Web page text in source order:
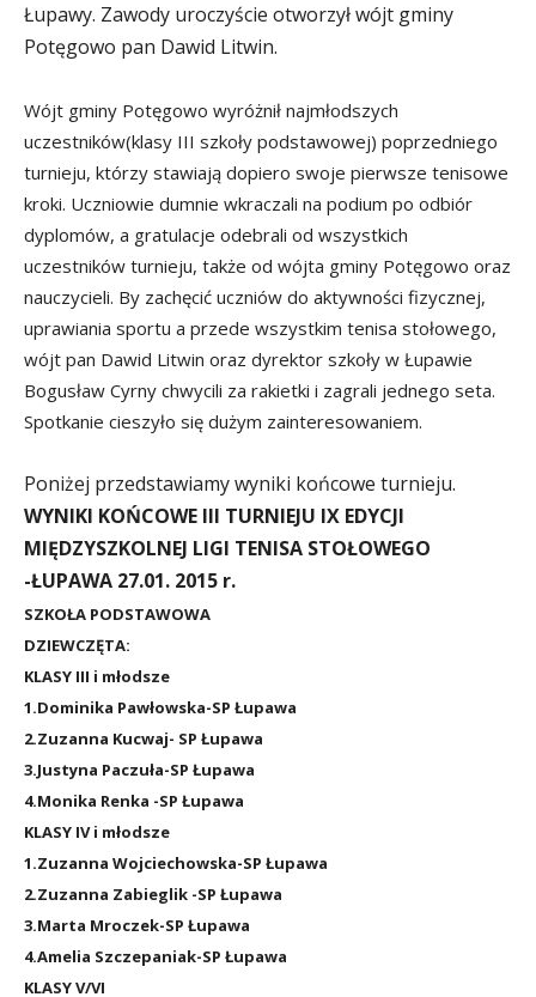
Łupawy. Zawody uroczyście otworzył wójt gminy
Potęgowo pan Dawid Litwin.
Wójt gminy Potęgowo wyróżnił najmłodszych
uczestników(klasy III szkoły podstawowej) poprzedniego
turnieju, którzy stawiają dopiero swoje pierwsze tenisowe
kroki. Uczniowie dumnie wkraczali na podium po odbiór
dyplomów, a gratulacje odebrali od wszystkich
uczestników turnieju, także od wójta gminy Potęgowo oraz
nauczycieli. By zachęcić uczniów do aktywności fizycznej,
uprawiania sportu a przede wszystkim tenisa stołowego,
wójt pan Dawid Litwin oraz dyrektor szkoły w Łupawie
Bogusław Cyrny chwycili za rakietki i zagrali jednego seta.
Spotkanie cieszyło się dużym zainteresowaniem.
Poniżej przedstawiamy wyniki końcowe turnieju.
WYNIKI KOŃCOWE III TURNIEJU IX EDYCJI
MIĘDZYSZKOLNEJ LIGI TENISA STOŁOWEGO
-ŁUPAWA 27.01. 2015 r.
SZKOŁA PODSTAWOWA
DZIEWCZĘTA:
KLASY III i młodsze
1.Dominika Pawłowska-SP Łupawa
2.Zuzanna Kucwaj- SP Łupawa
3.Justyna Paczuła-SP Łupawa
4.Monika Renka -SP Łupawa
KLASY IV i młodsze
1.Zuzanna Wojciechowska-SP Łupawa
2.Zuzanna Zabieglik -SP Łupawa
3.Marta Mroczek-SP Łupawa
4.Amelia Szczepaniak-SP Łupawa
KLASY V/VI